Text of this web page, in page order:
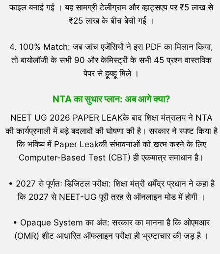
फाइल बनाई गई । यह सामग्री टेलीग्राम और व्हाट्सएप पर ₹5 लाख से
₹25 लाख के बीच बेची गई ।
4. 100% Match: जब जांच एजेंसियों ने इस PDF का मिलान किया,
तो बायोलॉजी के सभी 90 और केमिस्ट्री के सभी 45 प्रश्न वास्तविक
पेपर से हूबहू मिले ।
NTA का सुधार प्लान: अब आगे क्या?
NEET UG 2026 PAPER LEAKके बाद शिक्षा मंत्रालय ने NTA
की कार्यप्रणाली में बड़े बदलावों की घोषणा की है। सरकार ने स्पष्ट किया है
कि भविष्य में Paper Leakकी संभावनाओं को खत्म करने के लिए
Computer-Based Test (CBT) ही एकमात्र समाधान है।
• 2027 से पूर्णतः डिजिटल परीक्षा: शिक्षा मंत्री धर्मेंद्र प्रधान ने कहा है
कि 2027 से NEET-UG पूरी तरह से ऑनलाइन मोड में होगी ।
• Opaque System का अंत: सरकार का मानना है कि ओएमआर
(OMR) शीट आधारित ऑफलाइन परीक्षा ही भ्रष्टाचार की जड़ है ।